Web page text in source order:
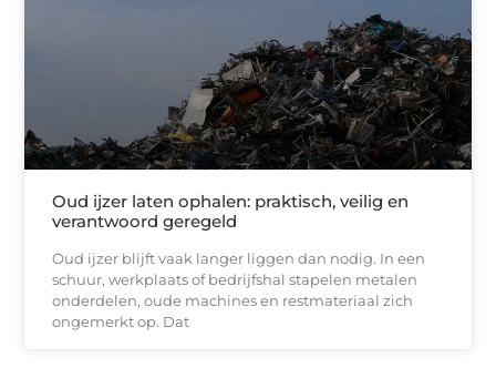
Oud ijzer laten ophalen: praktisch, veilig en
verantwoord geregeld
Oud ijzer blijft vaak langer liggen dan nodig. In een
schuur, werkplaats of bedrijfshal stapelen metalen
onderdelen, oude machines en restmateriaal zich
ongemerkt op. Dat